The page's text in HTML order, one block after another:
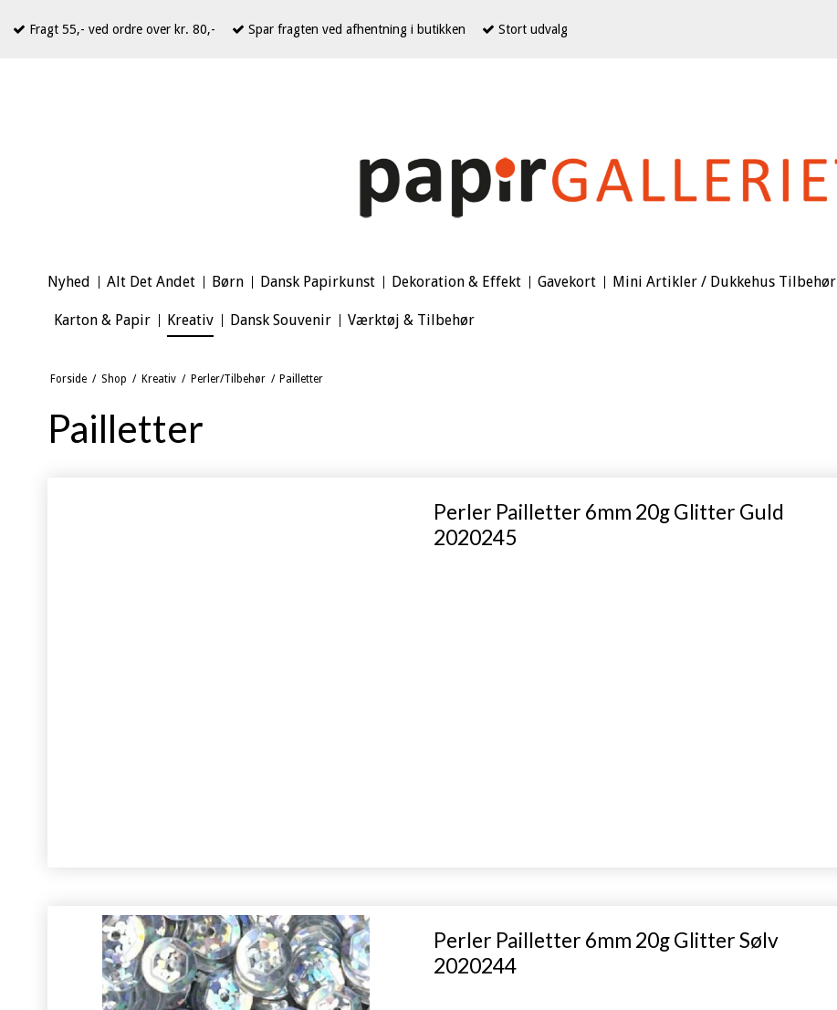
Fragt 55,- ved ordre over kr. 80,- Spar fragten ved afhentning i butikken Stort udvalg
Nyhed Alt Det Andet Børn Dansk Papirkunst Dekoration & Effekt Gavekort Mini Artikler / Dukkehus Tilbehør
Karton & Papir Kreativ Dansk Souvenir Værktøj & Tilbehør
Forside / Shop / Kreativ / Perler/Tilbehør / Pailletter
Pailletter
Perler Pailletter 6mm 20g Glitter Guld
2020245
Perler Pailletter 6mm 20g Glitter Sølv
2020244